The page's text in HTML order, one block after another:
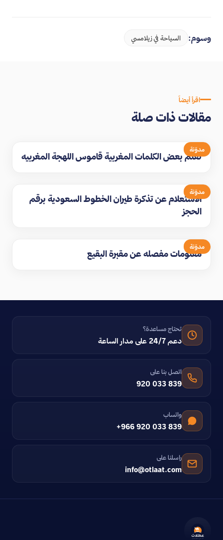
وسوم: السياحة في زيلامسي
اقرأ أيضاً
مقالات ذات صلة
مدوّنة
تعلم بعض الكلمات المغربية قاموس اللهجة المغربيه
مدوّنة
الاستعلام عن تذكرة طيران الخطوط السعودية برقم
الحجز
مدوّنة
معلومات مفصله عن مقبرة البقيع
تحتاج مساعدة؟
دعم 24/7 على مدار الساعة
اتصل بنا على
920 033 839
واتساب
+966 920 033 839
راسلنا على
info@otlaat.com